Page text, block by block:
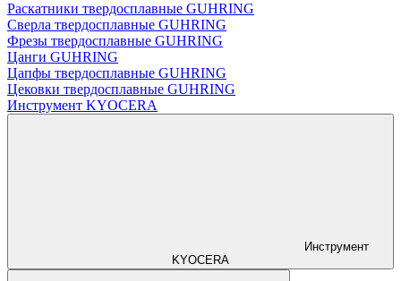
Раскатники твердосплавные GUHRING
Сверла твердосплавные GUHRING
Фрезы твердосплавные GUHRING
Цанги GUHRING
Цапфы твердосплавные GUHRING
Цековки твердосплавные GUHRING
Инструмент KYOCERA
Инструмент
KYOCERA